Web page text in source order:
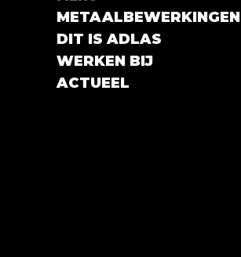
METAALBEWERKINGEN
DIT IS ADLAS
WERKEN BIJ
ACTUEEL